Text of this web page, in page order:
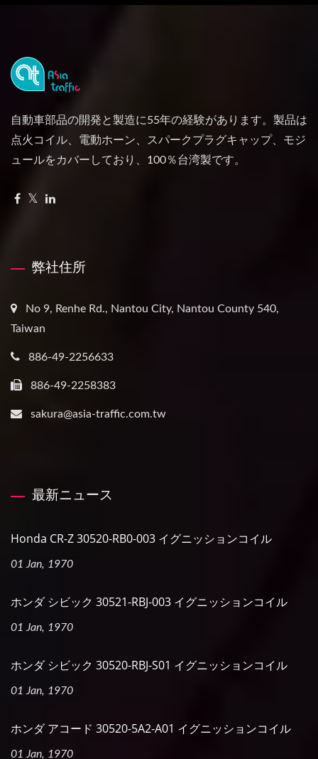
自動車部品の開発と製造に55年の経験があります。製品は
点火コイル、電動ホーン、スパークプラグキャップ、モジ
ュールをカバーしており、100％台湾製です。
弊社住所
No 9, Renhe Rd., Nantou City, Nantou County 540,
Taiwan
886-49-2256633
886-49-2258383
sakura@asia-traffic.com.tw
最新ニュース
Honda CR-Z 30520-RB0-003 イグニッションコイル
01 Jan, 1970
ホンダ シビック 30521-RBJ-003 イグニッションコイル
01 Jan, 1970
ホンダ シビック 30520-RBJ-S01 イグニッションコイル
01 Jan, 1970
ホンダ アコード 30520-5A2-A01 イグニッションコイル
01 Jan, 1970